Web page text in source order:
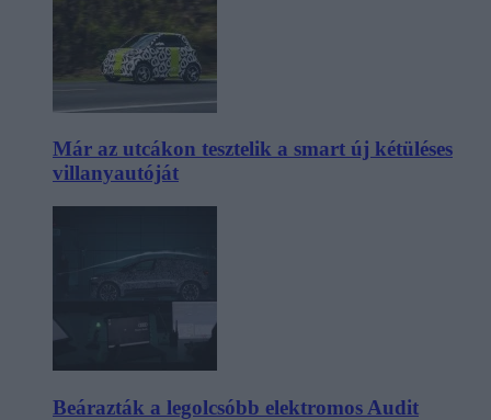
Már az utcákon tesztelik a smart új kétüléses
villanyautóját
Beárazták a legolcsóbb elektromos Audit